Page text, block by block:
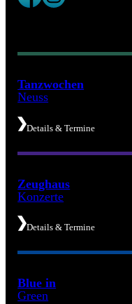
Tanzwochen
Neuss
Details & Termine
Zeughaus​
Konzerte
Details & Termine
Blue in
Green